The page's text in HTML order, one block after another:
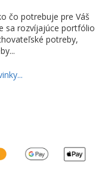
čo potrebuje pre Váš
sa rozvíjajúce portfólio
potreby,